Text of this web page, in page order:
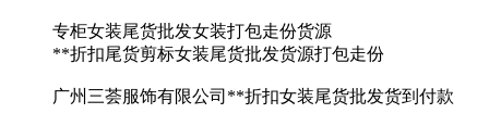
专柜女装尾货批发女装打包走份货源
**折扣尾货剪标女装尾货批发货源打包走份
广州三荟服饰有限公司**折扣女装尾货批发货到付款